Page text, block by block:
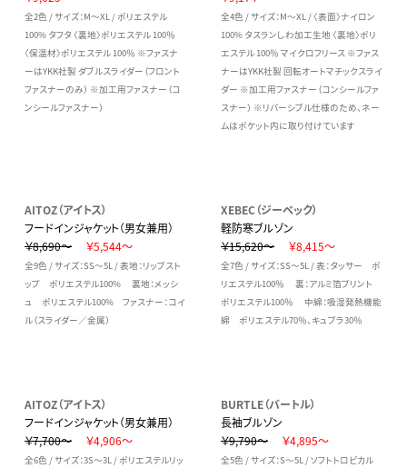
全2色 / サイズ：M～XL / ポリエステル
100% タフタ 〈裏地〉ポリエステル 100％
〈保温材〉ポリエステル 100％ ※ファスナ
ーはYKK社製 ダブルスライダー（フロント
ファスナーのみ） ※加工用ファスナー（コ
ンシールファスナー）
全4色 / サイズ：M～XL / 〈表面〉ナイロン
100% タスランしわ加工生地 〈裏地〉ポリ
エステル 100％ マイクロフリース ※ファス
ナーはYKK社製 回転オートマチックスライ
ダー ※加工用ファスナー（コンシールファ
スナー） ※リバーシブル仕様のため、ネー
ムはポケット内に取り付けています
AITOZ（アイトス）
フードインジャケット（男女兼用）
￥8,690～
￥5,544～
全9色 / サイズ：SS～5L / 表地：リップスト
ップ ポリエステル100% 裏地：メッシ
ュ ポリエステル100% ファスナー：コイ
ル（スライダー／金属）
XEBEC（ジーベック）
軽防寒ブルゾン
￥15,620～
￥8,415～
全7色 / サイズ：SS～5L / 表：タッサー ポ
リエステル100％ 裏：アルミ箔プリント
ポリエステル100％ 中綿：吸湿発熱機能
綿 ポリエステル70％、キュプラ30％
AITOZ（アイトス）
フードインジャケット（男女兼用）
￥7,700～
￥4,906～
全6色 / サイズ：3S～3L / ポリエステルリッ
BURTLE（バートル）
長袖ブルゾン
￥9,790～
￥4,895～
全5色 / サイズ：S～5L / ソフトトロピカル